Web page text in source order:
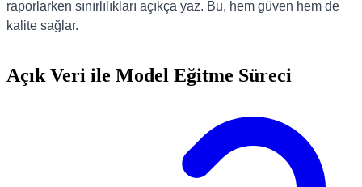
raporlarken sınırlılıkları açıkça yaz. Bu, hem güven hem de
kalite sağlar.
Açık Veri ile Model Eğitme Süreci